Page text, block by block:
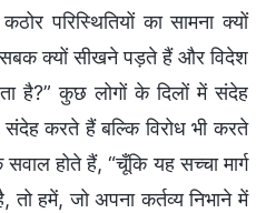
परिस्थितियों का सामना क्यों
क्यों सीखने पड़ते हैं और विदेश
है?” कुछ लोगों के दिलों में संदेह
करते हैं बल्कि विरोध भी करते
होते हैं, “चूँकि यह सच्चा मार्ग
तो हमें, जो अपना कर्तव्य निभाने में